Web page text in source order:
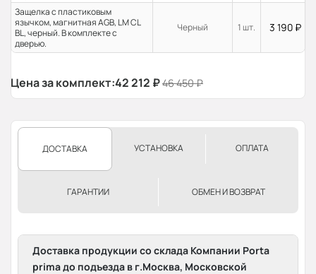
Защелка с пластиковым
язычком, магнитная AGB, LM CL
BL, черный. В комплекте с
дверью.
Черный 1 шт. 3 190 ₽
Цена за комплект:42 212 ₽46 450₽
ДОСТАВКА УСТАНОВКА ОПЛАТА
ГАРАНТИИ ОБМЕН И ВОЗВРАТ
Доставка продукции со склада Компании Porta
prima до подъезда в г.Москва, Московской